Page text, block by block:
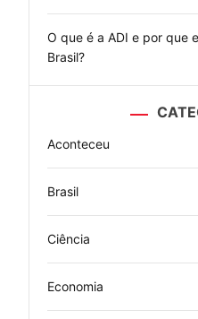
O que é a ADI e por que
Brasil?
Aconteceu
Brasil
Ciência
Economia